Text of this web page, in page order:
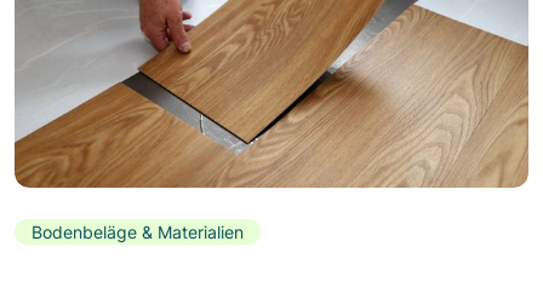
Bodenbeläge & Materialien